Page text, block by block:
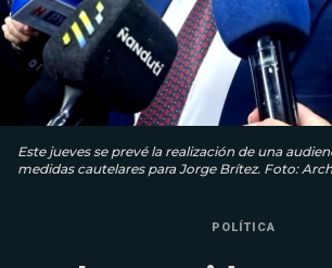
Este jueves se prevé la realización de una
medidas cautelares para Jorge Brítez. Foto:
POLÍTICA